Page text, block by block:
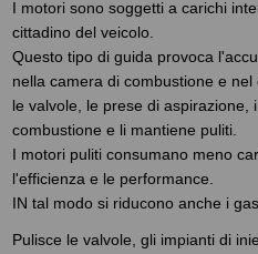
I motori sono soggetti a carichi
cittadino del veicolo.
Questo tipo di guida provoca
nella camera di combustione e
le valvole, le prese di aspirazione,
combustione e li mantiene puliti.
I motori puliti consumano meno
l'efficienza e le performance.
IN tal modo si riducono anche i
Pulisce le valvole, gli impianti di